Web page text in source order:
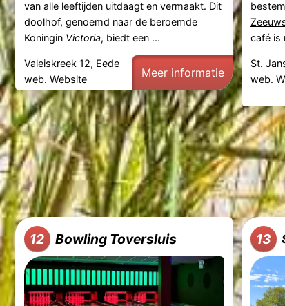
van alle leeftijden uitdaagt en vermaakt. Dit
doolhof, genoemd naar de beroemde
Koningin Victoria, biedt een ...
Valeiskreek 12, Eede
web. Website Meer informatie
café is
St.
web.
12 Bowling Toversluis 13